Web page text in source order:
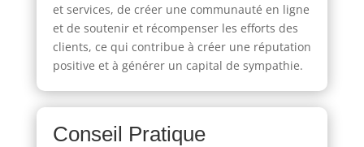
et services, de créer une communauté en ligne
et de soutenir et récompenser les efforts des
clients, ce qui contribue à créer une réputation
positive et à générer un capital de sympathie.
Conseil Pratique